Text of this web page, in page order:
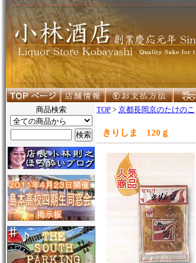
商品検索 TOP > 京都長岡京のたけのこ
きりしま 120ｇ